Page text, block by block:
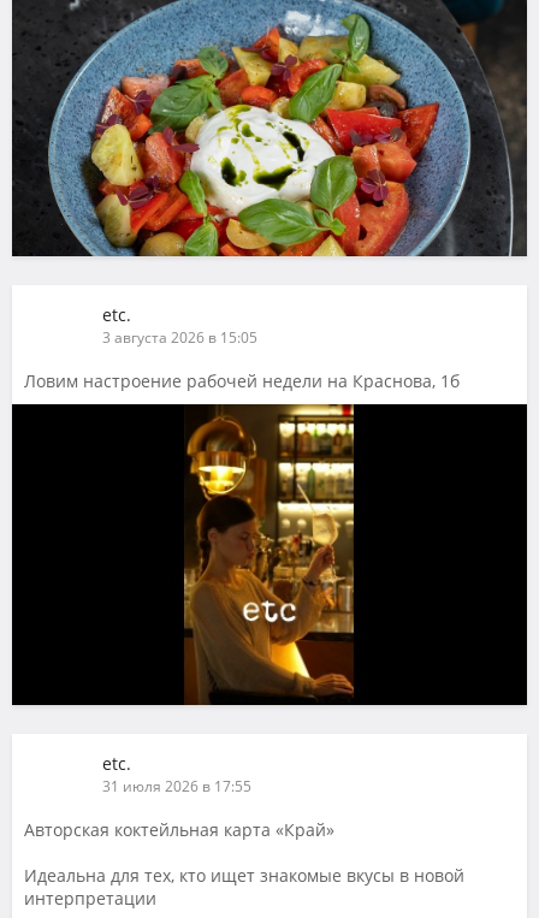
etc.
3 августа 2026 в 15:05
Ловим настроение рабочей недели на Краснова, 1б
etc.
31 июля 2026 в 17:55
Авторская коктейльная карта «Край»
Идеальна для тех, кто ищет знакомые вкусы в новой
интерпретации